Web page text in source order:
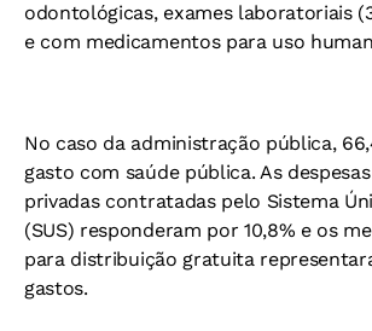
odontológicas, exames laboratoriais
e com medicamentos para uso
No caso da administração pública,
gasto com saúde pública. As
privadas contratadas pelo Sistema
(SUS) responderam por 10,8% e os
para distribuição gratuita
gastos.